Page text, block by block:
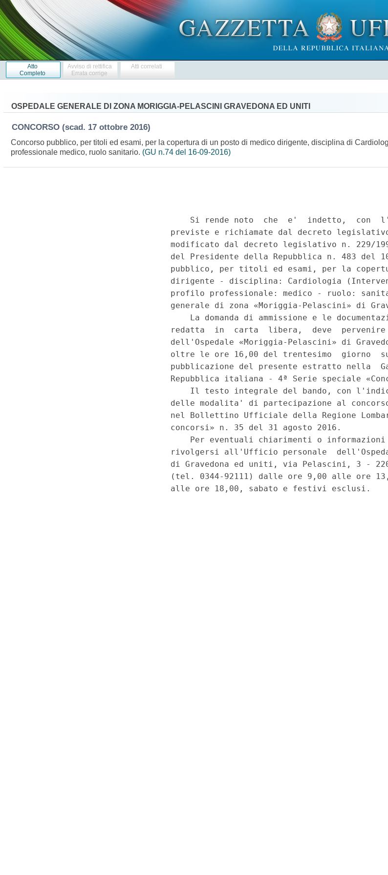
Atto
Completo
Avviso di rettifica
Errata corrige
Atti correlati
OSPEDALE GENERALE DI ZONA MORIGGIA-PELASCINI GRAVEDONA ED UNITI
CONCORSO (scad. 17 ottobre 2016)
Concorso pubblico, per titoli ed esami, per la copertura di un posto di medico dirigente, disciplina di
professionale medico, ruolo sanitario. (GU n.74 del 16-09-2016)